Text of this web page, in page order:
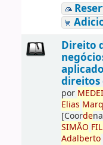
Direito
direitos
por MEDE
Elias
[Coorde
SIMÃO
Adalberto